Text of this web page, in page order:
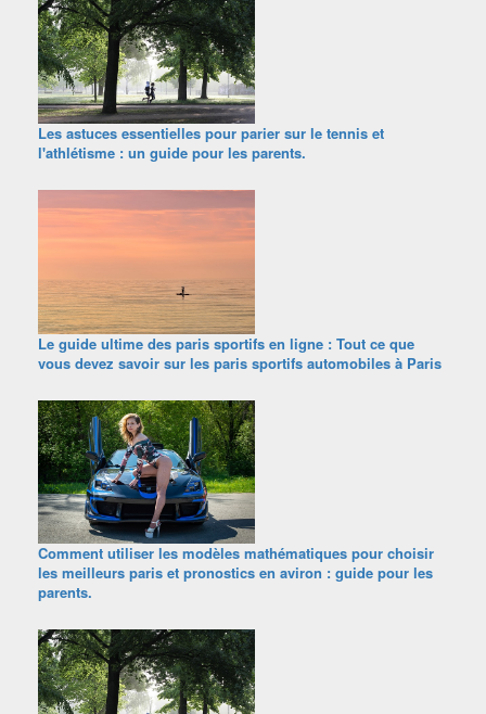
Les astuces essentielles pour parier sur le tennis et
l'athlétisme : un guide pour les parents.
Le guide ultime des paris sportifs en ligne : Tout ce que
vous devez savoir sur les paris sportifs automobiles à Paris
Comment utiliser les modèles mathématiques pour choisir
les meilleurs paris et pronostics en aviron : guide pour les
parents.